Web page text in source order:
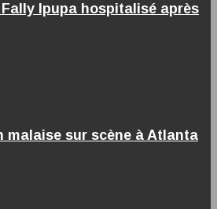
Fally Ipupa hospitalisé après
malaise sur scène à Atlanta